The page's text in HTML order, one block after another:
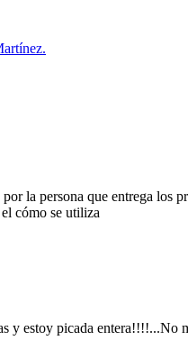
la persona que entrega los
cómo se utiliza
y estoy picada entera!!!!...No